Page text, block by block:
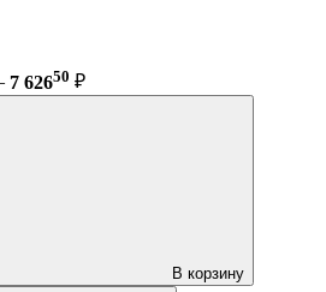
7 62650 ₽
В корзину